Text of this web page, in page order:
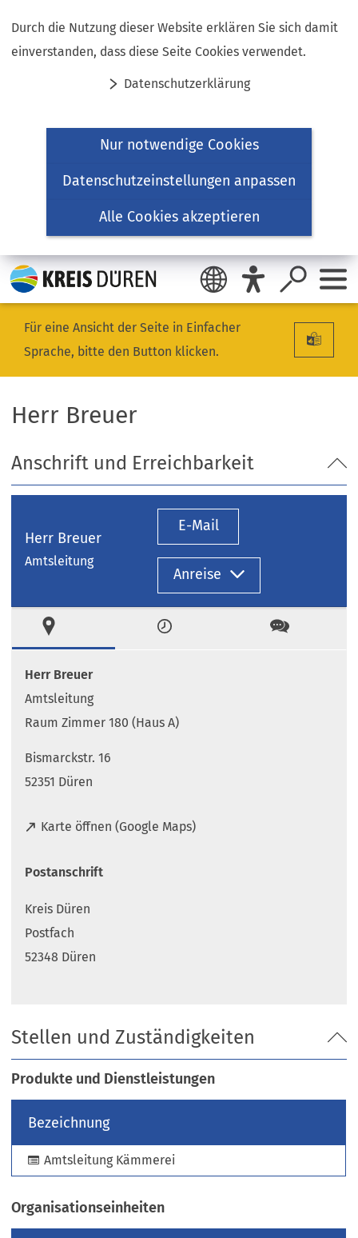
Durch die Nutzung dieser Website erklären Sie sich damit
einverstanden, dass diese Seite Cookies verwendet.
Datenschutzerklärung
Nur notwendige Cookies
Datenschutzeinstellungen anpassen
Alle Cookies akzeptieren
Inhalt anspringen
Für eine Ansicht der Seite in Einfacher
Sprache, bitte den Button klicken.
Herr Breuer
Anschrift und Erreichbarkeit
Herr Breuer
Amtsleitung
E-Mail
Anreise
Zeiten Kontakt
Herr Breuer
Amtsleitung
Raum Zimmer 180 (Haus A)
Bismarckstr. 16
52351 Düren
Karte öffnen (Google Maps)
(
f
e
t
i
e
m
n
e
n
T
a
)
Postanschrift
Kreis Düren
Postfach
52348 Düren
Stellen und Zuständigkeiten
Produkte und Dienstleistungen
Bezeichnung
Amtsleitung Kämmerei
Organisationseinheiten